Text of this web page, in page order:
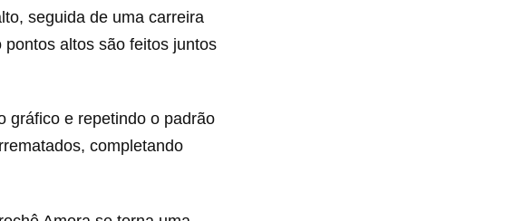
seguida de uma carreira
altos são feitos juntos
gráfico e repetindo o padrão
completando